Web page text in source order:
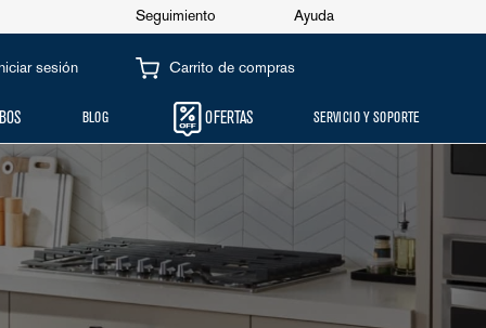
Seguimiento Ayuda
sesión
BLOG OFERTAS SERVICIO Y SOPORTE